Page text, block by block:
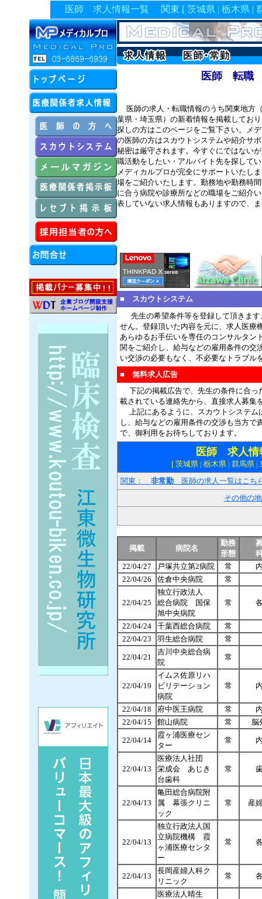
医師 求人情報一覧 関東 [ 茨城県 | 栃木県 | 群
医師 転職
医師の求人・転職情報のうち関東地方
葉県・埼玉県）の新着情報を掲載してお
探しの方はこのページをご覧下さい。メ
の医師の方はスカウトシステムや紹介サ
秘密は厳守されます。今すぐにではない
職活動をしたい・アルバイト先を探して
メディカルプロが完全にサポートいたし
場をご紹介いたします。勤務地や勤務時
に合う病院や診療所などの職場をご紹介
表していない求人情報もありますので、
■ スカウトシステム
先生の希望条件等を登録して頂きま
せん。登録頂いた内容を元に、求人医療
あらゆるお手伝いを専任のコンサルタン
関をご紹介し、給与などの雇用条件の交
い交渉の必要もなく、不必要なトラブ
■ 無料求人広告
下記の掲載広告で、先生の条件に合っ
載されている連絡先から、直接求人募集
上記にあるように、スカウトシステム
し、給与などの雇用条件の交渉も当方で
で、御利用をお待ちしております。
医師 求人
[ 茨城県 | 栃木県 | 群馬県 |
関東： 非常勤医師の求人一覧はこち
その他の
掲載 病院名
勤務
形態
22/04/27
戸塚共立第2病院 常
22/04/26
佐倉中央病院 常
22/04/25
独立行政法人
総合病院 国保
旭中央病院
常
22/04/24 千葉西総合病院
常
22/04/23
羽生総合病院 常
22/04/21
吉川中央総合病
院
常
22/04/19
イムス佐原リハ
ビリテーション
病院
常
22/04/18 府中医王病院 常
22/04/15
館山病院 常 脳
22/04/14
霞ヶ浦医療セン
ター
常
22/04/13
医療法人社団
栄成会 あじき
台歯科
常
22/04/13
亀田総合病院附
属 幕張クリニ
ック
常 産
22/04/13
独立行政法人国
立病院機構 霞
ヶ浦医療センタ
ー
常
22/04/13
長岡産婦人科ク
リニック
常
医療法人晴生